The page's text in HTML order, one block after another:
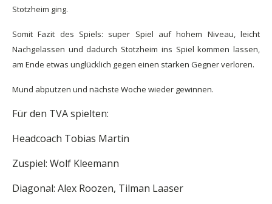
Stotzheim ging.
Somit Fazit des Spiels: super Spiel auf hohem Niveau, leicht
Nachgelassen und dadurch Stotzheim ins Spiel kommen lassen,
am Ende etwas unglücklich gegen einen starken Gegner verloren.
Mund abputzen und nächste Woche wieder gewinnen.
Für den TVA spielten:
Headcoach Tobias Martin
Zuspiel: Wolf Kleemann
Diagonal: Alex Roozen, Tilman Laaser